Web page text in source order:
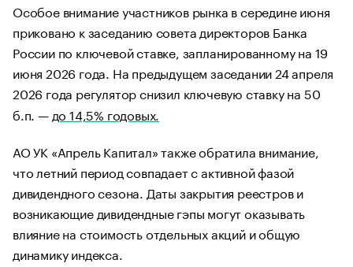
Особое внимание участников рынка в середине июня
приковано к заседанию совета директоров Банка
России по ключевой ставке, запланированному на 19
июня 2026 года. На предыдущем заседании 24 апреля
2026 года регулятор снизил ключевую ставку на 50
б.п. — до 14,5% годовых.
АО УК «Апрель Капитал» также обратила внимание,
что летний период совпадает с активной фазой
дивидендного сезона. Даты закрытия реестров и
возникающие дивидендные гэпы могут оказывать
влияние на стоимость отдельных акций и общую
динамику индекса.